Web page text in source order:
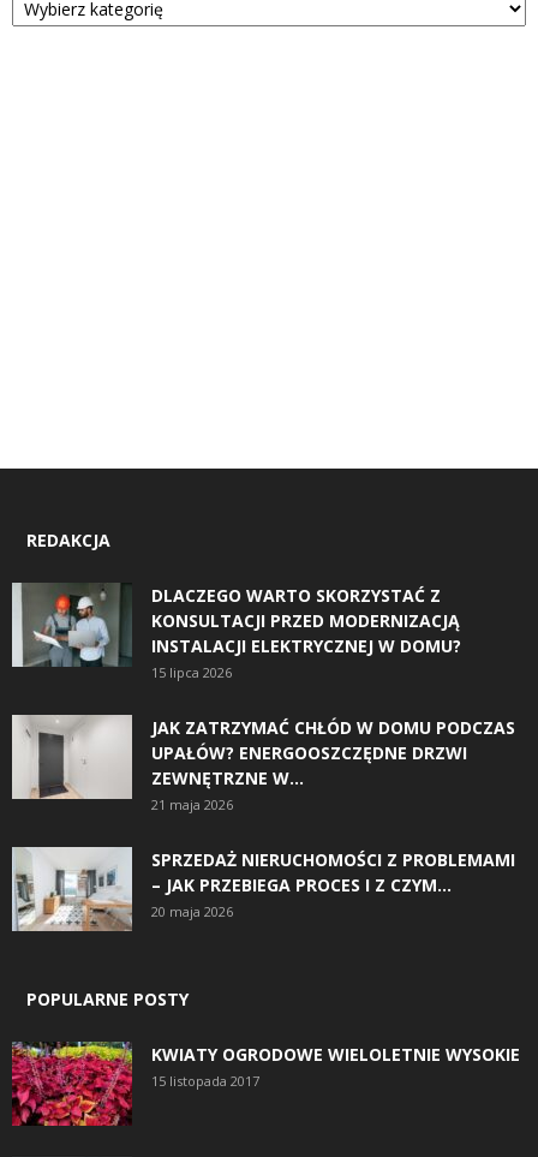
REDAKCJA
DLACZEGO WARTO SKORZYSTAĆ Z
KONSULTACJI PRZED MODERNIZACJĄ
INSTALACJI ELEKTRYCZNEJ W DOMU?
15 lipca 2026
JAK ZATRZYMAĆ CHŁÓD W DOMU PODCZAS
UPAŁÓW? ENERGOOSZCZĘDNE DRZWI
ZEWNĘTRZNE W...
21 maja 2026
SPRZEDAŻ NIERUCHOMOŚCI Z PROBLEMAMI
– JAK PRZEBIEGA PROCES I Z CZYM...
20 maja 2026
POPULARNE POSTY
KWIATY OGRODOWE WIELOLETNIE WYSOKIE
15 listopada 2017